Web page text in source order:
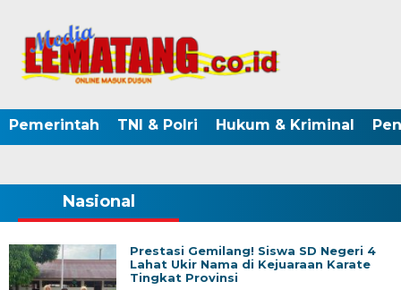
Pemerintah TNI & Polri Hukum & Kriminal
Nasional
Prestasi Gemilang! Siswa SD Negeri 4
Lahat Ukir Nama di Kejuaraan Karate
Tingkat Provinsi